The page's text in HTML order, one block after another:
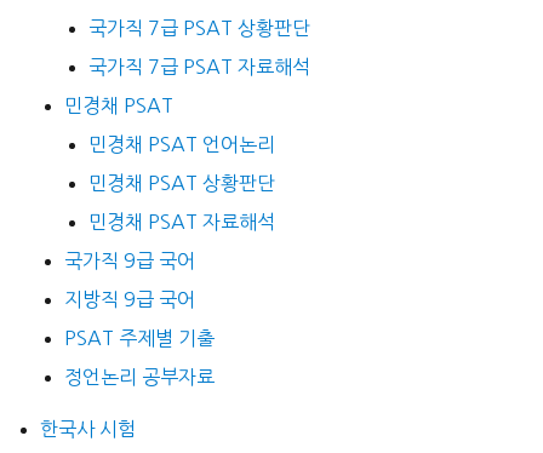
국가직 7급 PSAT 상황판단
국가직 7급 PSAT 자료해석
민경채 PSAT
민경채 PSAT 언어논리
민경채 PSAT 상황판단
민경채 PSAT 자료해석
국가직 9급 국어
지방직 9급 국어
PSAT 주제별 기출
정언논리 공부자료
한국사 시험